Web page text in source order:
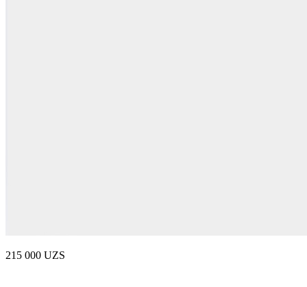
215 000 UZS